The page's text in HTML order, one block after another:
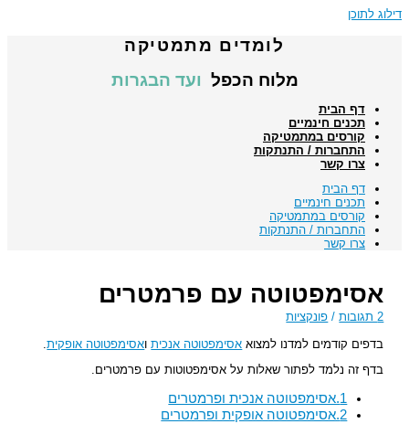
דילוג לתוכן
לומדים מתמטיקה
מלוח הכפל ועד הבגרות
דף הבית
תכנים חינמיים
קורסים במתמטיקה
התחברות / התנתקות
צרו קשר
דף הבית
תכנים חינמיים
קורסים במתמטיקה
התחברות / התנתקות
צרו קשר
אסימפטוטה עם פרמטרים
2 תגובות / פונקציות
בדפים קודמים למדנו למצוא אסימפטוטה אנכיתואסימפטוטה אופקית.
בדף זה נלמד לפתור שאלות על אסימפטוטות עם פרמטרים.
1.אסימפטוטה אנכית ופרמטרים
2.אסימפטוטה אופקית ופרמטרים